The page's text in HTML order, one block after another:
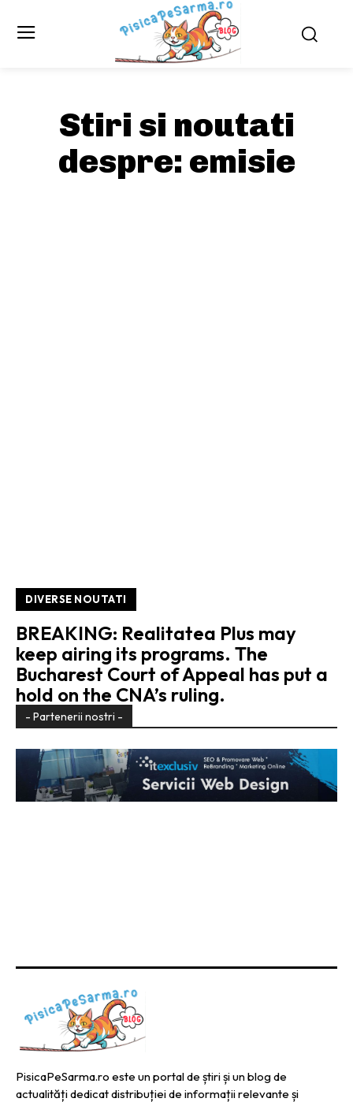
Stiri si noutati
despre: emisie
DIVERSE NOUTATI
BREAKING: Realitatea Plus may
keep airing its programs. The
Bucharest Court of Appeal has put a
hold on the CNA’s ruling.
- Partenerii nostri -
PisicaPeSarma.ro este un portal de știri și un blog de
actualități dedicat distribuției de informații relevante și